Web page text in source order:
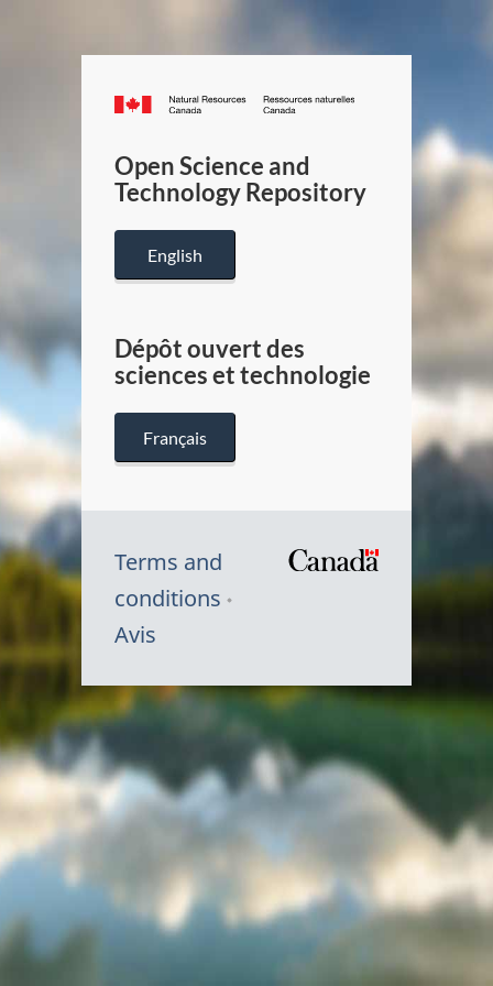
Canada.ca
/
Canada
Open Science and
Technology Repository
English
Dépôt ouvert des
sciences et technologie
Français
Terms and
conditions
Avis
Symbole
du